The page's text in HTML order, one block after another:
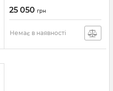
25 050 грн
Немає в наявності